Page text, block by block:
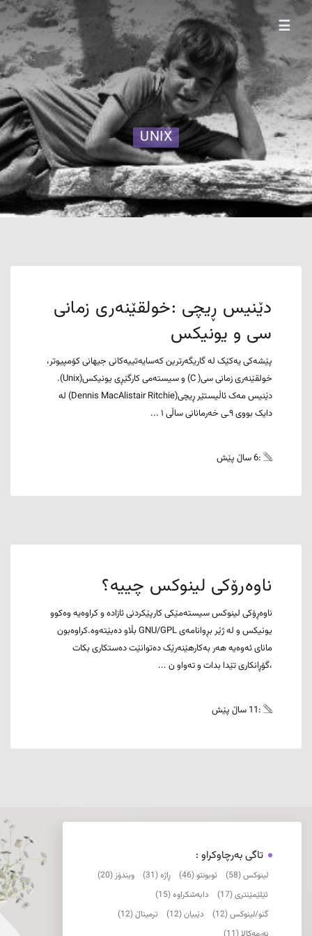
☰
UNIX
دێنیس ڕیچی :خولقێنەری زمانی
سی و یونیکس
پێشەکی یەکێک لە گاریگەرترین کەسایەتییەکانی جیهانی کۆمپیوتر،
خولقێنەری زمانی سی( C) و سیستەمی کارگێڕی یونیکس(Unix).
دێنیس مەک ئاڵیستێر ڕیچی(Dennis MacAlistair Ritchie) لە
دایک بووی ٩ـی خەرمانانی ساڵی ١ ...
:6 ساڵ پێش
ناوەرۆکی لینوکس چییە؟
ناوەڕۆکی لینوکس سیستەمێکی کارپێکردنی ئازادە و کراوەیە وەکوو
یونیکس و لە ژێر بڕوانامەی GNU/GPL بڵاو دەبێتەوە.کراوەبون
مانای ئەوەیە هەر بەکارهێنەرێک دەتوانێت دەستکاری بکات
،گۆڕانکاری تێدا بدات و تەواو ن ...
:11 ساڵ پێش
تاگی بەرچاوکراو :
لینوکس (58) ئوبونتو (46) ڕاژە (31)
ویندۆز (20)
ئێلێمێنتری (17)
دابەشکراوە (15)
گنو/لینوکس (12)
دێبیان (12)
ترمیناڵ (12)